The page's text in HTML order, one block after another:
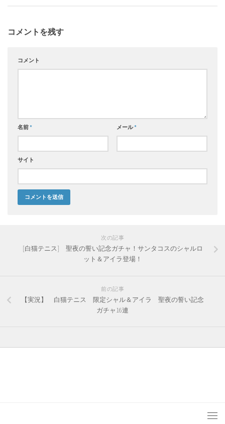
コメントを残す
コメント
名前* メール*
サイト
次の記事
[白猫テニス] 聖夜の誓い記念ガチャ！サンタコスのシャルロ
ット＆アイラ登場！
前の記事
【実況】 白猫テニス 限定シャル＆アイラ 聖夜の誓い記念
ガチャ16連